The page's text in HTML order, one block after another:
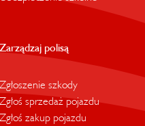
Zarządzaj polisą
Zgłoszenie szkody
Zgłoś sprzedaż pojazdu
Zgłoś zakup pojazdu